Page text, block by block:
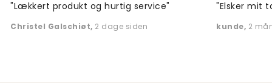
"Lækkert produkt og hurtig service"
Christel Galschiøt, 2 dage siden
"Elsker mit
kunde, 2